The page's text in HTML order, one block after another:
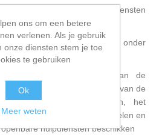
de openbare hulpdiensten
preventiemaatregelen op onder
waarvan de
worden bepaald in functie van de
dat kan aanwezig zijn, het
te voeren preventiemaatregelen en
hulpdiensten beschikken
ons om een betere
verlenen. Als je gebruik
onze diensten stem je toe
te gebruiken
Ok
Meer weten